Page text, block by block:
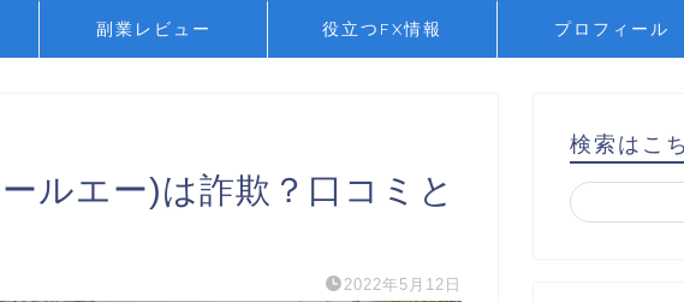
副業レビュー 役立つFX情報 プロフィール
ルエー)は詐欺？口コミと
2022年5月12日
検索はこ